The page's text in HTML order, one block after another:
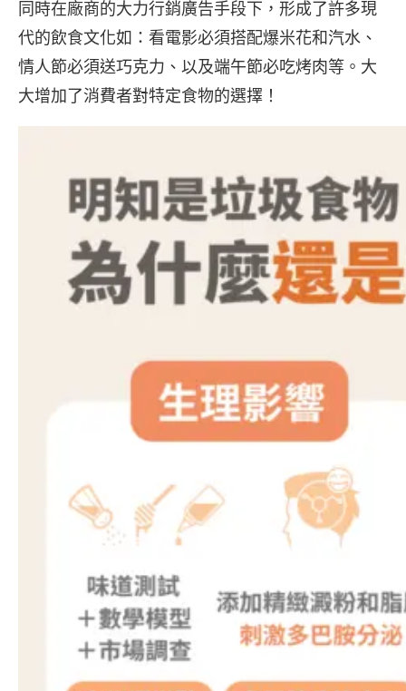
同時在廠商的大力行銷廣告手段下，形成了許多現
代的飲食文化如：看電影必須搭配爆米花和汽水、
情人節必須送巧克力、以及端午節必吃烤肉等。大
大增加了消費者對特定食物的選擇！